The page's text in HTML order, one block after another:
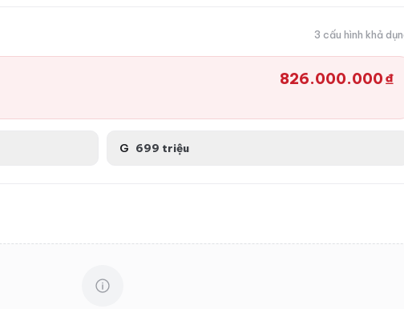
3 cấu hình khả
826.000.000 ₫
G 699 triệu